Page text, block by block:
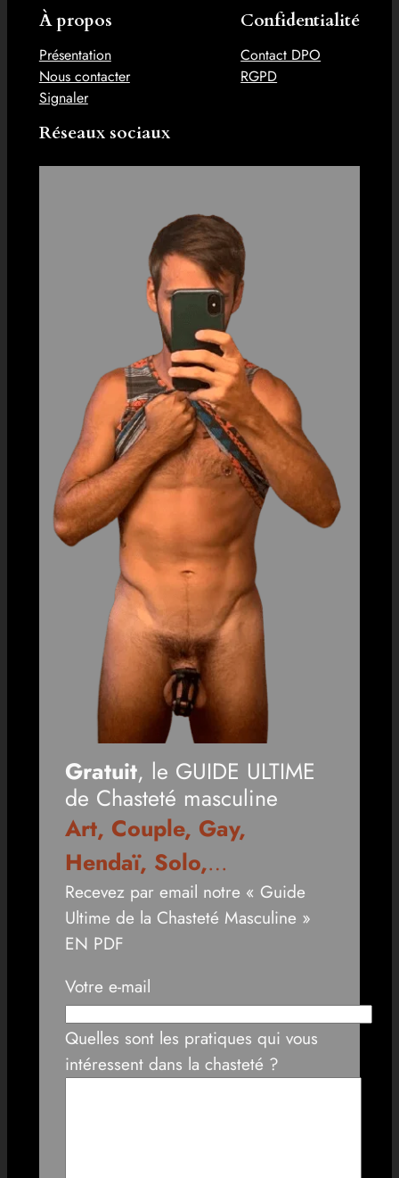
À propos
Présentation
Nous contacter
Signaler
Confidentialité
Contact DPO
RGPD
Réseaux sociaux
Gratuit, le GUIDE ULTIME
de Chasteté masculine
Art, Couple, Gay,
Hendaï, Solo,…
Recevez par email notre « Guide
Ultime de la Chasteté Masculine »
EN PDF
Votre e-mail
Quelles sont les pratiques qui vous
intéressent dans la chasteté ?